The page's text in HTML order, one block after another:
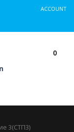
ACCOUNT
0
3(СТП3)